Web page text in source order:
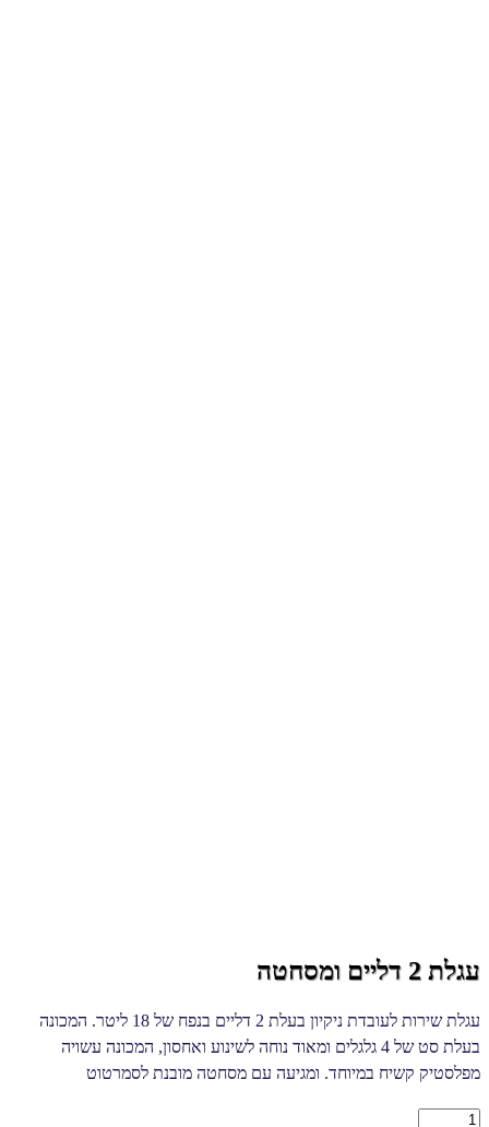
עגלת 2 דליים ומסחטה
עגלת שירות לעובדת ניקיון בעלת 2 דליים בנפח של 18 ליטר. המכונה
בעלת סט של 4 גלגלים ומאוד נוחה לשינוע ואחסון, המכונה עשויה
מפלסטיק קשיח במיוחד. ומגיעה עם מסחטה מובנת לסמרטוט
עגלת